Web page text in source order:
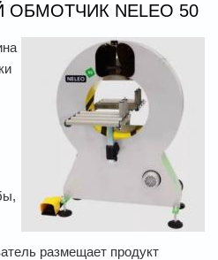
NELEO 50
размещает продукт